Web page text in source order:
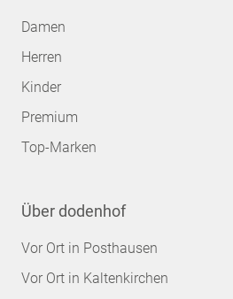
Damen
Herren
Kinder
Premium
Top-Marken
Über dodenhof
Vor Ort in Posthausen
Vor Ort in Kaltenkirchen